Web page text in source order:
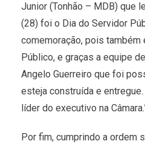
Junior (Tonhão – MDB) que
(28) foi o Dia do Servidor
comemoração, pois também
Público, e graças a equipe
Angelo Guerreiro que foi
esteja construída e
líder do executivo na
Por fim, cumprindo a ordem